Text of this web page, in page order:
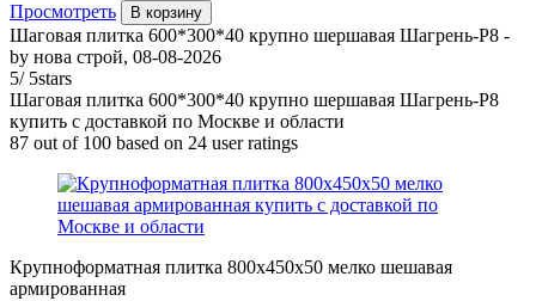
Просмотреть В корзину
Шаговая плитка 600*300*40 крупно шершавая Шагрень-Р8 -
by нова строй, 08-08-2026
5/ 5stars
Шаговая плитка 600*300*40 крупно шершавая Шагрень-Р8
купить с доставкой по Москве и области
87 out of 100 based on 24 user ratings
Крупноформатная плитка 800х450х50 мелко шешавая
армированная